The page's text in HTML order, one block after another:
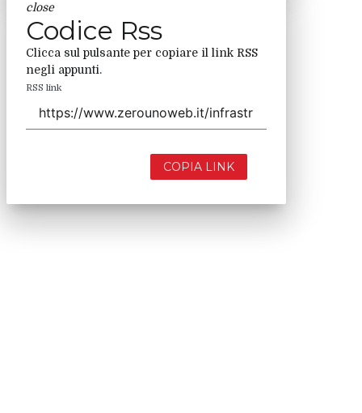
close
Codice Rss
Clicca sul pulsante per copiare il link RSS
negli appunti.
RSS link
COPIA LINK